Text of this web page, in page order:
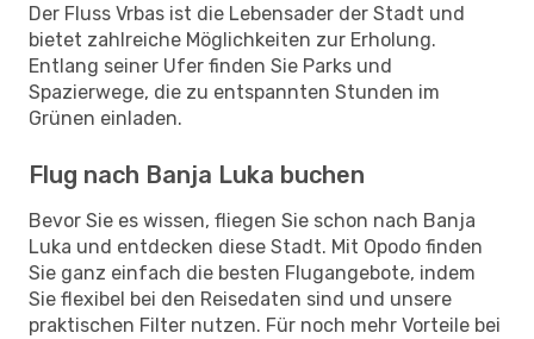
Der Fluss Vrbas ist die Lebensader der Stadt und
bietet zahlreiche Möglichkeiten zur Erholung.
Entlang seiner Ufer finden Sie Parks und
Spazierwege, die zu entspannten Stunden im
Grünen einladen.
Flug nach Banja Luka buchen
Bevor Sie es wissen, fliegen Sie schon nach Banja
Luka und entdecken diese Stadt. Mit Opodo finden
Sie ganz einfach die besten Flugangebote, indem
Sie flexibel bei den Reisedaten sind und unsere
praktischen Filter nutzen. Für noch mehr Vorteile bei